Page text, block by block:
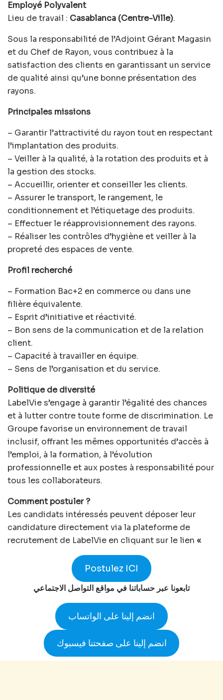
Employé Polyvalent
Lieu de travail : Casablanca (Centre-Ville).
Sous la responsabilité de l’Adjoint Gérant Magasin
et du Chef de Rayon, vous contribuez à la
satisfaction des clients en garantissant un service
de qualité ainsi qu’une bonne présentation des
rayons.
Principales missions
– Garantir l’attractivité du rayon tout en respectant
l’implantation des produits.
– Veiller à la qualité, à la rotation des produits et à
la gestion des stocks.
– Accueillir, orienter et conseiller les clients.
– Assurer le transport, le rangement, le
conditionnement et l’étiquetage des produits.
– Effectuer le réapprovisionnement des rayons.
– Réaliser les contrôles d’hygiène et veiller à la
propreté des espaces de vente.
Profil recherché
– Formation Bac+2 en commerce ou dans une
filière équivalente.
– Esprit d’initiative et réactivité.
– Bon sens de la communication et de la relation
client.
– Capacité à travailler en équipe.
– Sens de l’organisation et du service.
Politique de diversité
LabelVie s’engage à garantir l’égalité des chances
et à lutter contre toute forme de discrimination. Le
Groupe favorise un environnement de travail
inclusif, offrant les mêmes opportunités d’accès à
l’emploi, à la formation, à l’évolution
professionnelle et aux postes à responsabilité pour
tous les collaborateurs.
Comment postuler ?
Les candidats intéressés peuvent déposer leur
candidature directement via la plateforme de
recrutement de LabelVie en cliquant sur le lien «
Postulez ICI
تابعونا عبر حساباتنا في مواقع التواصل الاجتماعي
انضم إلينا على الواتساب
انضم إلينا على صفحتنا فيسبوك